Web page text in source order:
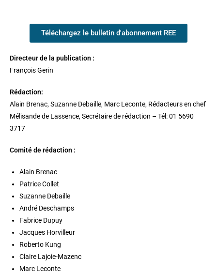
Téléchargez le bulletin d'abonnement REE
Directeur de la publication :
François Gerin
Rédaction:
Alain Brenac, Suzanne Debaille, Marc Leconte, Rédacteurs en chef
Mélisande de Lassence, Secrétaire de rédaction – Tél: 01 5690
3717
Comité de rédaction :
Alain Brenac
Patrice Collet
Suzanne Debaille
André Deschamps
Fabrice Dupuy
Jacques Horvilleur
Roberto Kung
Claire Lajoie-Mazenc
Marc Leconte